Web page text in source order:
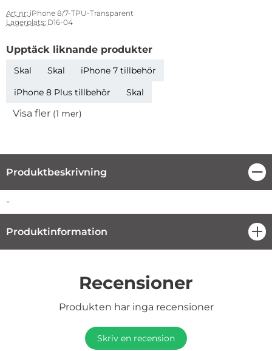
Art nr: iPhone 8/7-TPU-Transparent
Lagerplats: D16-04
Upptäck liknande produkter
Skal Skal
iPhone 7 tillbehör
iPhone 8 Plus tillbehör
Skal
Visa fler (1 mer)
Produktbeskrivning
Produktbeskrivning
-
Produktinformation
Recensioner
Produkten har inga recensioner
Skriv en recension